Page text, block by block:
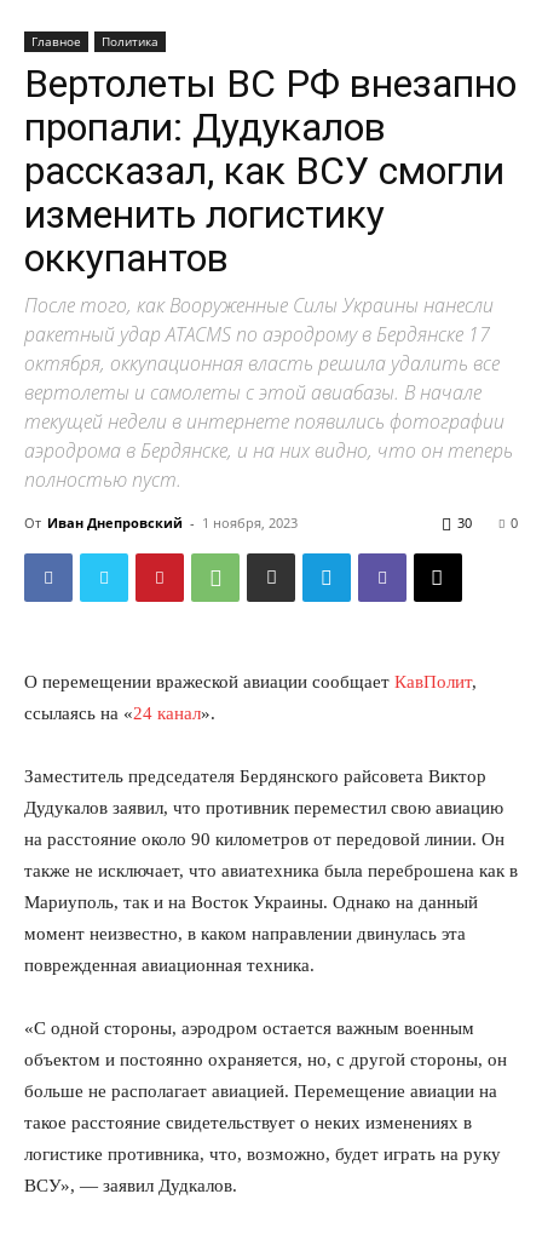
Главное Политика
Вертолеты ВС РФ внезапно
пропали: Дудукалов
рассказал, как ВСУ смогли
изменить логистику
оккупантов
После того, как Вооруженные Силы Украины нанесли
ракетный удар ATACMS по аэродрому в Бердянске 17
октября, оккупационная власть решила удалить все
вертолеты и самолеты с этой авиабазы. В начале
текущей недели в интернете появились фотографии
аэродрома в Бердянске, и на них видно, что он теперь
полностью пуст.
От Иван Днепровский - 1 ноября, 2023 0
30
О перемещении вражеской авиации сообщает КавПолит,
ссылаясь на «24 канал».
Заместитель председателя Бердянского райсовета Виктор
Дудукалов заявил, что противник переместил свою авиацию
на расстояние около 90 километров от передовой линии. Он
также не исключает, что авиатехника была переброшена как в
Мариуполь, так и на Восток Украины. Однако на данный
момент неизвестно, в каком направлении двинулась эта
поврежденная авиационная техника.
«С одной стороны, аэродром остается важным военным
объектом и постоянно охраняется, но, с другой стороны, он
больше не располагает авиацией. Перемещение авиации на
такое расстояние свидетельствует о неких изменениях в
логистике противника, что, возможно, будет играть на руку
ВСУ», — заявил Дудкалов.